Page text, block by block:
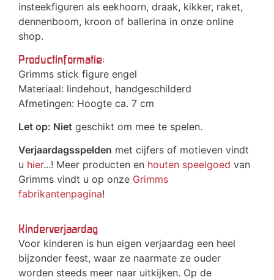
insteekfiguren als eekhoorn, draak, kikker, raket,
dennenboom, kroon of ballerina in onze online
shop.
Productinformatie:
Grimms stick figure engel
Materiaal: lindehout, handgeschilderd
Afmetingen: Hoogte ca. 7 cm
Let op: Niet geschikt om mee te spelen.
Verjaardagsspelden met cijfers of motieven vindt
u hier...! Meer producten en houten speelgoed van
Grimms vindt u op onze Grimms
fabrikantenpagina!
Kinderverjaardag
Voor kinderen is hun eigen verjaardag een heel
bijzonder feest, waar ze naarmate ze ouder
worden steeds meer naar uitkijken. Op de